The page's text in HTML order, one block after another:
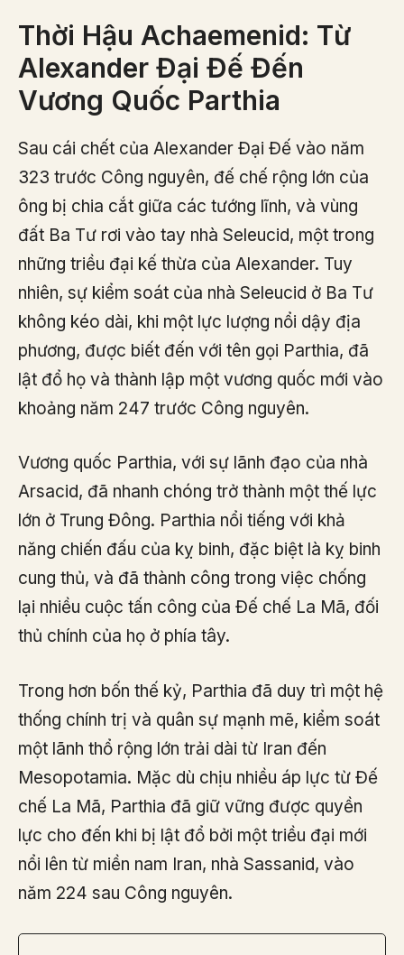
Thời Hậu Achaemenid: Từ
Alexander Đại Đế Đến
Vương Quốc Parthia
Sau cái chết của Alexander Đại Đế vào năm
323 trước Công nguyên, đế chế rộng lớn của
ông bị chia cắt giữa các tướng lĩnh, và vùng
đất Ba Tư rơi vào tay nhà Seleucid, một trong
những triều đại kế thừa của Alexander. Tuy
nhiên, sự kiểm soát của nhà Seleucid ở Ba Tư
không kéo dài, khi một lực lượng nổi dậy địa
phương, được biết đến với tên gọi Parthia, đã
lật đổ họ và thành lập một vương quốc mới vào
khoảng năm 247 trước Công nguyên.
Vương quốc Parthia, với sự lãnh đạo của nhà
Arsacid, đã nhanh chóng trở thành một thế lực
lớn ở Trung Đông. Parthia nổi tiếng với khả
năng chiến đấu của kỵ binh, đặc biệt là kỵ binh
cung thủ, và đã thành công trong việc chống
lại nhiều cuộc tấn công của Đế chế La Mã, đối
thủ chính của họ ở phía tây.
Trong hơn bốn thế kỷ, Parthia đã duy trì một hệ
thống chính trị và quân sự mạnh mẽ, kiểm soát
một lãnh thổ rộng lớn trải dài từ Iran đến
Mesopotamia. Mặc dù chịu nhiều áp lực từ Đế
chế La Mã, Parthia đã giữ vững được quyền
lực cho đến khi bị lật đổ bởi một triều đại mới
nổi lên từ miền nam Iran, nhà Sassanid, vào
năm 224 sau Công nguyên.